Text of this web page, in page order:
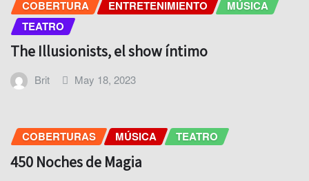
COBERTURA ENTRETENIMIENTO
MÚSICA
TEATRO
The Illusionists, el show íntimo
Brit May 18, 2023
COBERTURAS MÚSICA TEATRO
450 Noches de Magia